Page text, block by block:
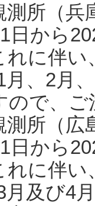
所（
日から
に伴い
月、2月
ので、
所（
日から
に伴い
月及び4